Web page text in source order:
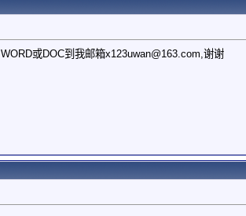
或DOC到我邮箱x123uwan@163.com,谢谢